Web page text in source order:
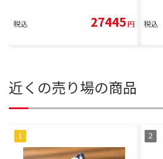
税込 27445円 税込
近くの売り場の商品